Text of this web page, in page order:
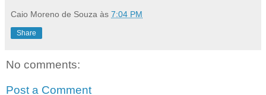
Caio Moreno de Souza às 7:04 PM
Share
No comments:
Post a Comment